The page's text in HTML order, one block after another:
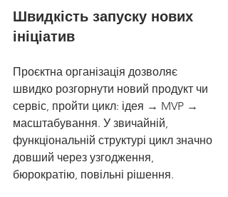
Швидкість запуску нових
ініціатив
Проєктна організація дозволяє
швидко розгорнути новий продукт чи
сервіс, пройти цикл: ідея → MVP →
масштабування. У звичайній,
функціональній структурі цикл значно
довший через узгодження,
бюрократію, повільні рішення.